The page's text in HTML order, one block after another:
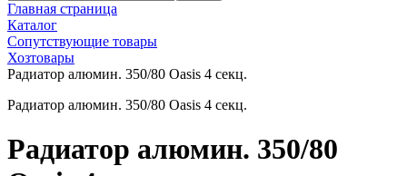
Главная страница
Каталог
Сопутствующие товары
Хозтовары
Радиатор алюмин. 350/80 Oasis 4 секц.
Радиатор алюмин. 350/80 Oasis 4 секц.
Радиатор алюмин. 350/80